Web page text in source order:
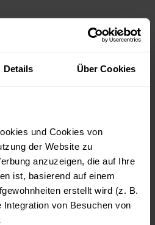
Details Über Cookies
und Cookies von
der Website zu
anzuzeigen, die auf Ihre
ist, basierend auf einem
erstellt wird (z. B.
Integration von Besuchen von